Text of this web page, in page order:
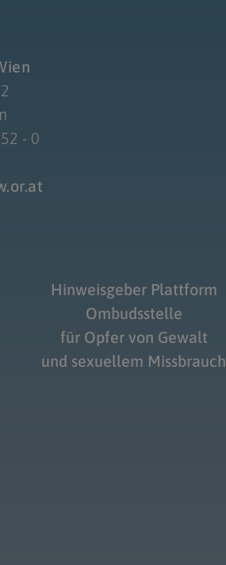
- 0
Hinweisgeber Plattform
Ombudsstelle
für Opfer von Gewalt
und sexuellem Missbrauch